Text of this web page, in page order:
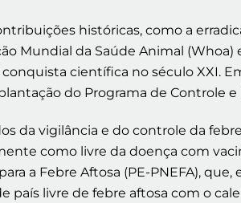
históricas, como a
Mundial da Saúde Animal (Whoa)
científica no século XXI.
do Programa de Controle e
da vigilância e do controle da
como livre da doença com
a Febre Aftosa (PE-PNEFA),
país livre de febre aftosa com o